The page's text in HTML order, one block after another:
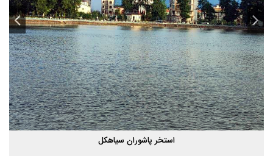
پاییز هزار رنگ گیلان